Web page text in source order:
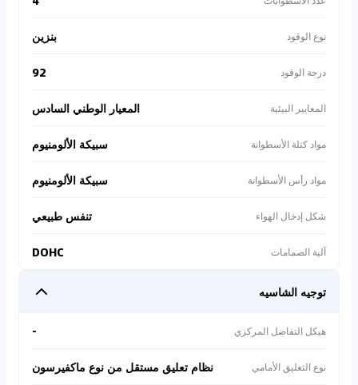
نوع الوقود بنزين
درجة الوقود 92
المعايير البيئية المعيار الوطني السادس
مواد كتلة الأسطوانة سبيكة الألومنيوم
مواد رأس الأسطوانة سبيكة الألومنيوم
شكل إدخال الهواء تنفس طبيعي
آلية الصمامات DOHC
توجيه الشاسيه
هيكل التفاضل المركزي -
نوع التعليق الأمامي نظام تعليق مستقل من نوع ماكفيرسون